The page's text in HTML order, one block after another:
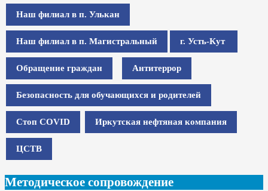
Наш филиал в п. Улькан
Наш филиал в п. Магистральный г. Усть-Кут
Обращение граждан Антитеррор
Безопасность для обучающихся и родителей
Стоп COVID Иркутская нефтяная компания
ЦСТВ
Методическое сопровождение